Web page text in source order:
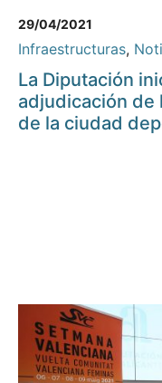
29/04/2021
Infraestructuras,
La Diputación
adjudicación de
de la ciudad